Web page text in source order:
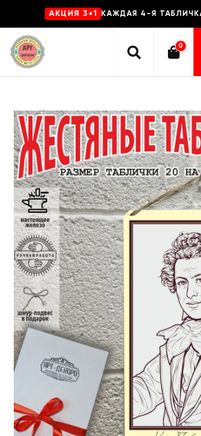
AKЦИЯ 3+1 КАЖДАЯ 4-Я
0